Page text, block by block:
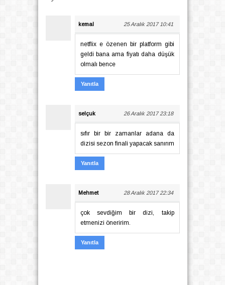
kemal 25 Aralık 2017 10:41
netflix e özenen bir platform gibi
geldi bana ama fiyatı daha düşük
olmalı bence
Yanıtla
selçuk 26 Aralık 2017 23:18
sıfır bir bir zamanlar adana da
dizisi sezon finali yapacak sanırım
Yanıtla
Mehmet 28 Aralık 2017 22:34
çok sevdiğim bir dizi, takip
etmenizi öneririm.
Yanıtla